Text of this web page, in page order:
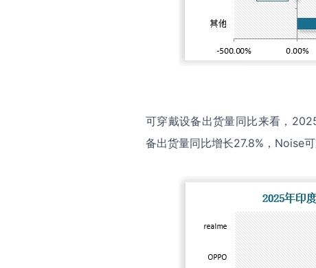
可穿戴设备出货量同比来看，
备出货量同比增长27.8%，Noise